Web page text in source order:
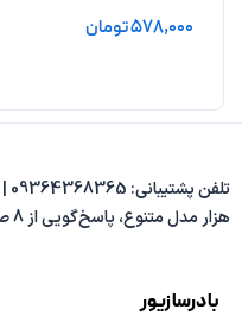
578,000تومان
هزار مدل متنوع، پاسخ‌گویی از 8 صبح تا 8 شب.
با درسا زیور